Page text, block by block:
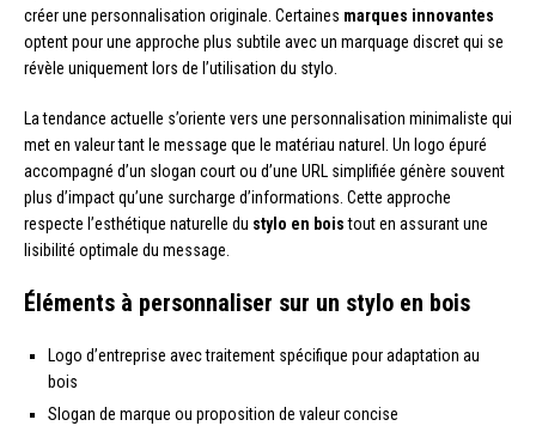
créer une personnalisation originale. Certaines marques innovantes
optent pour une approche plus subtile avec un marquage discret qui se
révèle uniquement lors de l’utilisation du stylo.
La tendance actuelle s’oriente vers une personnalisation minimaliste qui
met en valeur tant le message que le matériau naturel. Un logo épuré
accompagné d’un slogan court ou d’une URL simplifiée génère souvent
plus d’impact qu’une surcharge d’informations. Cette approche
respecte l’esthétique naturelle du stylo en boistout en assurant une
lisibilité optimale du message.
Éléments à personnaliser sur un stylo en bois
Logo d’entreprise avec traitement spécifique pour adaptation au
bois
Slogan de marque ou proposition de valeur concise